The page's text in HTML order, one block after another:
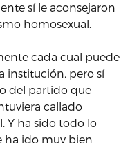
sí le aconsejaron
homosexual.
cada cual puede
institución, pero sí
del partido que
callado
Y ha sido todo lo
ha ido muy bien